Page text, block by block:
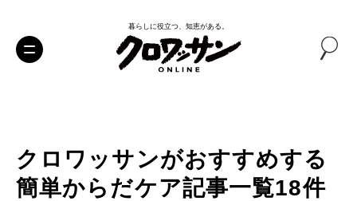
暮らしに役立つ、知恵がある。
クロワッサンがおすすめする
簡単からだケア記事一覧18件